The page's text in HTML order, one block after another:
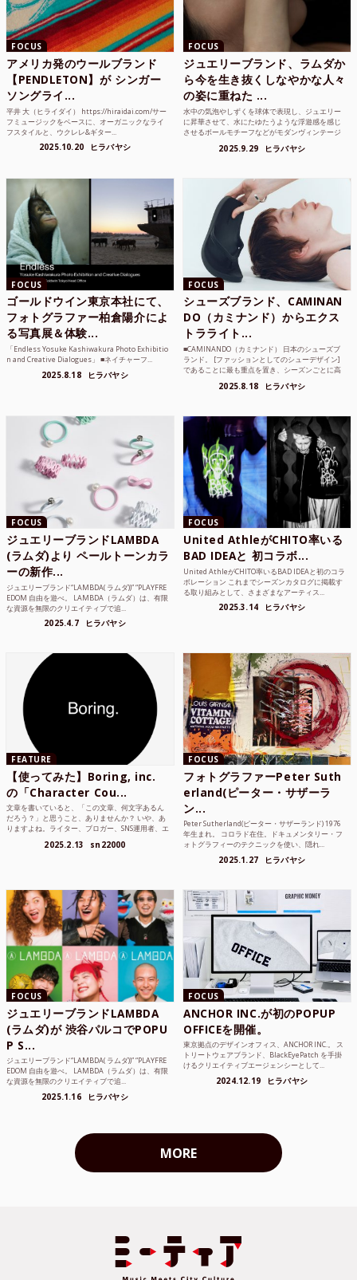
FOCUS
アメリカ発のウールブランド
【PENDLETON】が シンガー
ソングライ...
平井 大（ヒライダイ） https://hiraidai.com/サー
フミュージックをベースに、オーガニックなライ
フスタイルと、ウクレレ&ギター...
2025.10.20 ヒラバヤシ
FOCUS
ジュエリーブランド、ラムダか
ら今を生き抜くしなやかな人々
の姿に重ねた ...
水中の気泡やしずくを球体で表現し、ジュエリー
に昇華させて、水にたゆたうような浮遊感を感じ
させるボールモチーフなどがモダンヴィンテージ
2025.9.29 ヒラバヤシ
FOCUS
ゴールドウイン東京本社にて、
フォトグラファー柏倉陽介によ
る写真展＆体験...
「Endless Yosuke Kashiwakura Photo Exhibitio
n and Creative Dialogues」 ■ネイチャーフ...
2025.8.18 ヒラバヤシ
FOCUS
シューズブランド、CAMINAN
DO（カミナンド）からエクス
トラライト...
■CAMINANDO（カミナンド） 日本のシューズブ
ランド。 [ファッションとしてのシューデザイン]
であることに最も重点を置き、シーズンごとに高
2025.8.18 ヒラバヤシ
FOCUS
ジュエリーブランドLAMBDA
(ラムダ)より ペールトーンカラ
ーの新作...
ジュエリーブランド“LAMBDA( ラムダ))” “PLAYFRE
EDOM 自由を遊べ。 LAMBDA（ラムダ）は、有限
な資源を無限のクリエイティブで追...
2025.4.7 ヒラバヤシ
FOCUS
United AthleがCHITO率いる
BAD IDEAと 初コラボ...
United AthleがCHITO率いるBAD IDEAと初のコラ
ボレーション これまでシーズンカタログに掲載す
る取り組みとして、さまざまなアーティス...
2025.3.14 ヒラバヤシ
FEATURE
【使ってみた】Boring, inc.
の「Character Cou...
文章を書いていると、「この文章、何文字あるん
だろう？」と思うこと、ありませんか？ いや、あ
りますよね。ライター、ブロガー、SNS運用者、エ
2025.2.13 sn22000
FOCUS
フォトグラファーPeter Suth
erland(ピーター・サザーラ
ン...
Peter Sutherland(ピーター・サザーランド) 1976
年生まれ。 コロラド在住。ドキュメンタリー・フ
ォトグラフィーのテクニックを使い、隠れ...
2025.1.27 ヒラバヤシ
FOCUS
ジュエリーブランドLAMBDA
(ラムダ)が 渋谷パルコでPOPU
P S...
ジュエリーブランド“LAMBDA( ラムダ))” “PLAYFRE
EDOM 自由を遊べ。 LAMBDA（ラムダ）は、有限
な資源を無限のクリエイティブで追...
2025.1.16 ヒラバヤシ
FOCUS
ANCHOR INC.が初のPOPUP
OFFICEを開催。
東京拠点のデザインオフィス、ANCHOR INC.。 ス
トリートウェアブランド、BlackEyePatch を手掛
けるクリエイティブエージェンシーとして...
2024.12.19 ヒラバヤシ
MORE